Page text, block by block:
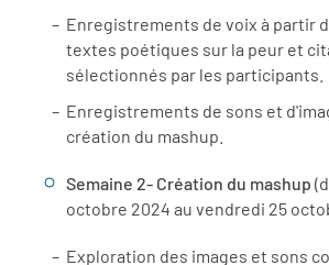
Enregistrements de voix à partir
textes poétiques sur la peur et
sélectionnés par les participants.
Enregistrements de sons et
création du mashup.
Semaine 2- Création du mashup
octobre 2024 au vendredi 25
Exploration des images et sons